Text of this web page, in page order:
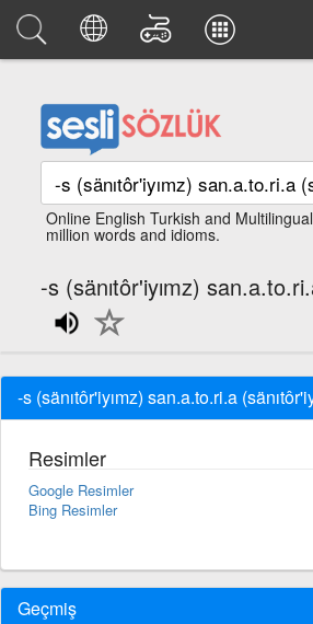
Online English Turkish and
million words and idioms.
-s (sänıtôr'iyımz)
-s (sänıtôr'iyımz) san.a.to.ri.a
Resimler
Google Resimler
Bing Resimler
Geçmiş